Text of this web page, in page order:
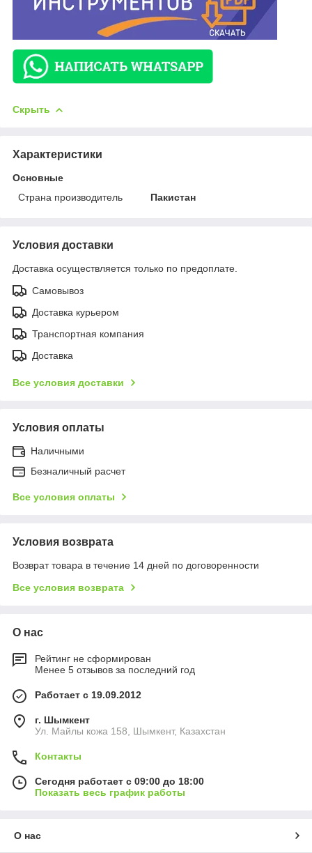
Скрыть
Характеристики
Основные
Страна производитель
Пакистан
Условия доставки
Доставка осуществляется только по предоплате.
Самовывоз
Доставка курьером
Транспортная компания
Доставка
Все условия доставки
Условия оплаты
Наличными
Безналичный расчет
Все условия оплаты
Условия возврата
Возврат товара в течение 14 дней по договоренности
Все условия возврата
О нас
Рейтинг не сформирован
Менее 5 отзывов за последний год
Работает с 19.09.2012
г. Шымкент
Ул. Майлы кожа 158, Шымкент, Казахстан
Контакты
Сегодня работает с 09:00 до 18:00
Показать весь график работы
О нас